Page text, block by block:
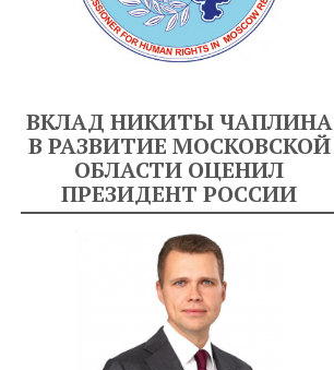
ВКЛАД НИКИТЫ ЧАПЛИНА
В РАЗВИТИЕ МОСКОВСКОЙ
ОБЛАСТИ ОЦЕНИЛ
ПРЕЗИДЕНТ РОССИИ